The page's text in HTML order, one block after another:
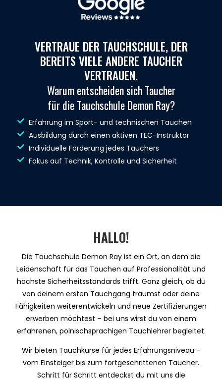
VERTRAUE DER TAUCHSCHULE, DER
BEREITS VIELE ANDERE TAUCHER
VERTRAUEN.
Warum entscheiden sich Taucher
für die Tauchschule Demon Ray?
Erfahrung im Sport- und technischen Tauchen
Ausbildung durch einen aktiven TEC-Instruktor
Individuelle Förderung jedes Tauchers
Fokus auf Technik, Kontrolle und Sicherheit
HALLO!
Die Tauchschule Demon Ray ist ein Ort, an dem die
Leidenschaft für das Tauchen auf Professionalität und
höchste Sicherheitsstandards trifft. Ganz gleich, ob du
von deinem ersten Tauchgang träumst oder deine
Fähigkeiten weiterentwickeln und neue Zertifizierungen
erwerben möchtest – bei uns wirst du von einem
erfahrenen, polnischsprachigen Tauchlehrer begleitet.
Wir bieten Tauchkurse für jedes Erfahrungsniveau –
vom Einsteiger bis zum fortgeschrittenen Taucher.
Schritt für Schritt entdeckst du mit uns die